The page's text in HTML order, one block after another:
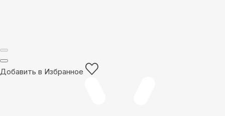
Добавить в Избранное